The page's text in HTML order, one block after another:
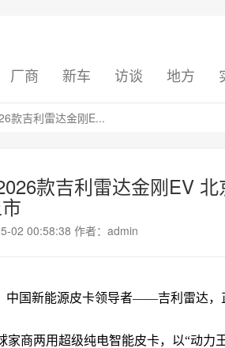
厂商 新车 访谈 地方
款吉利雷达金刚E...
款吉利雷达金刚EV 北
02 00:58:38 作者：admin
中国新能源皮卡领导者——吉利雷达，
家商两用超级纯电智能皮卡，以“动力